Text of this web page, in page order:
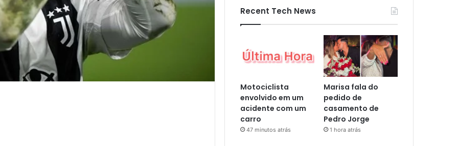
Recent Tech News
Motociclista
envolvido em um
acidente com um
carro
47 minutos atrás
Marisa fala do
pedido de
casamento de
Pedro Jorge
1 hora atrás